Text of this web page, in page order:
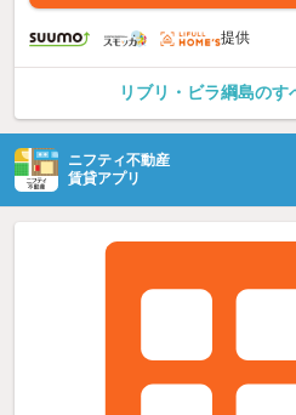
提供
リブリ・ビラ綱島のす
ニフティ不動産
賃貸アプリ